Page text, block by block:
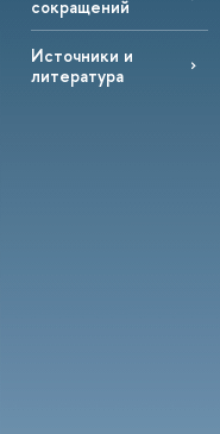
сокращений
Источники и
литература